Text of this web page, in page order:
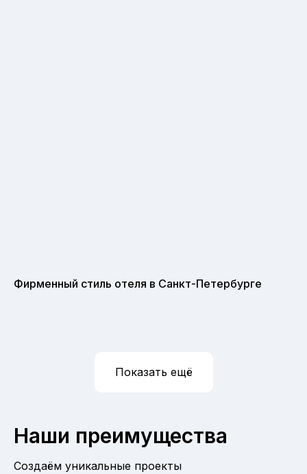
Фирменный стиль отеля в Санкт-Петербурге
Показать ещё
Наши преимущества
Создаём уникальные проекты